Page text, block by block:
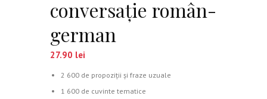
conversaţie român-
german
27.90 lei
2 600 de propoziţii şi fraze uzuale
1 600 de cuvinte tematice